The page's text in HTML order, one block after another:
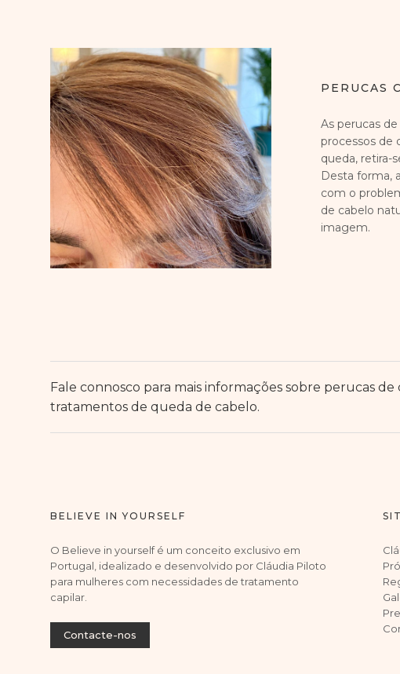
PERUCAS
As perucas
processos de
queda, retira-
Desta forma,
com o
de cabelo
imagem.
Fale connosco para mais informações sobre perucas
tratamentos de queda de cabelo.
BELIEVE IN YOURSELF
O Believe in yourself é um conceito exclusivo em
Portugal, idealizado e desenvolvido por Cláudia Piloto
para mulheres com necessidades de tratamento
capilar.
Contacte-nos